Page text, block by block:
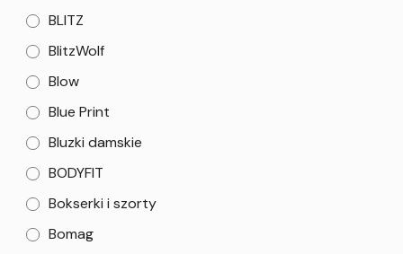
BLITZ
BlitzWolf
Blow
Blue Print
Bluzki damskie
BODYFIT
Bokserki i szorty
Bomag